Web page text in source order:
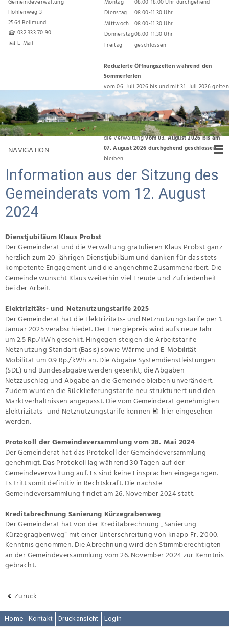
Hohlenweg 3
2564 Bellmund
032 333 70 90
E-Mail
Dienstag
08.00-11.30 Uhr
Mittwoch
08.00-11.30 Uhr
Donnerstag08.00-11.30 Uhr
Freitag
geschlossen
Reduzierte Öffnungszeiten während den
Sommerferien
vom 06. Juli 2026 bis und mit 31. Juli 2026 gelten
folgende Öffnungszeiten:
Montag, Dienstag, Donnerstag 08.00 Uhr bis
11.30 Uhr
Für den Umzug zurück ins Gemeindehaus wird
die Verwaltungvom 03. August 2026 bis am
07. August 2026 durchgehend geschlossen
bleiben.
NAVIGATION
Information aus der Sitzung des
Gemeinderats vom 12. August
2024
Dienstjubiläum Klaus Probst
Der Gemeinderat und die Verwaltung gratulieren Klaus Probst ganz
herzlich zum 20-jährigen Dienstjubiläum und danken für das stets
kompetente Engagement und die angenehme Zusammenarbeit. Die
Gemeinde wünscht Klaus weiterhin viel Freude und Zufriedenheit
bei der Arbeit.
Elektrizitäts- und Netznutzungstarife 2025
Der Gemeinderat hat die Elektrizitäts- und Netznutzungstarife per 1.
Januar 2025 verabschiedet. Der Energiepreis wird aufs neue Jahr
um 2.5 Rp./kWh gesenkt. Hingegen steigen die Arbeitstarife
Netznutzung Standart (Basis) sowie Wärme und E-Mobilität
Mobilität um 0.9 Rp./kWh an. Die Abgabe Systemdienstleistungen
(SDL) und Bundesabgabe werden gesenkt, die Abgaben
Netzzuschlag und Abgabe an die Gemeinde bleiben unverändert.
Zudem wurden die Rücklieferungstarife neu strukturiert und den
Marktverhältnissen angepasst. Die vom Gemeinderat genehmigten
Elektrizitäts- und Netznutzungstarife können
hiereingesehen
werden.
Protokoll der Gemeindeversammlung vom 28. Mai 2024
Der Gemeinderat hat das Protokoll der Gemeindeversammlung
genehmigt. Das Protokoll lag während 30 Tagen auf der
Gemeindeverwaltung auf. Es sind keine Einsprachen eingegangen.
Es tritt somit definitiv in Rechtskraft. Die nächste
Gemeindeversammlung findet am 26. November 2024 statt.
Kreditabrechnung Sanierung Kürzegrabenweg
Der Gemeinderat hat von der Kreditabrechnung „Sanierung
Kürzegragbenweg“ mit einer Unterschreitung von knapp Fr. 2'000.-
Kenntnis genommen. Die Abrechnung wird den Stimmberechtigten
an der Gemeindeversammlung vom 26. November 2024 zur Kenntnis
gebracht.
Zurück
Home Kontakt Druckansicht Login